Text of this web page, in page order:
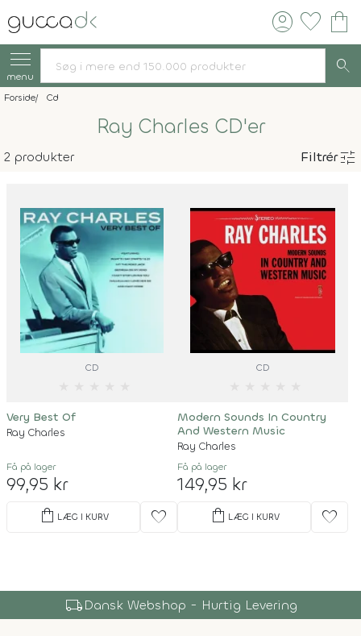
account_circle favorite shopping_bag
menu search
Forside Cd
Ray Charles CD'er
2 produkter Filtrértune
CD
Very Best Of
Ray Charles
Få på lager
99,95 kr
shopping_bag LÆG I KURV favorite
CD
Modern Sounds In Country
And Western Music
Ray Charles
Få på lager
149,95 kr
shopping_bag LÆG I KURV favorite
local_shippingDansk Webshop - Hurtig Levering